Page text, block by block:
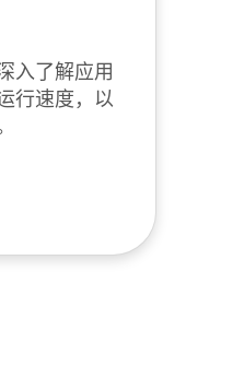
入了解应用
行速度，以